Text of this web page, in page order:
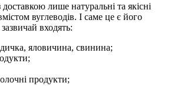
лише натуральні та якісні
вуглеводів. І саме це є його
входять:
яловичина, свинина;
продукти;